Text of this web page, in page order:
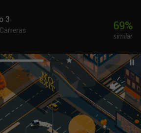
relativamente relajada, centrándose en
se pueden eliminar a través de
apoyar a los desarrolladores.
3
Carreras
69%
similar